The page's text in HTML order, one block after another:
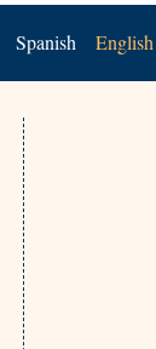
Spanish English